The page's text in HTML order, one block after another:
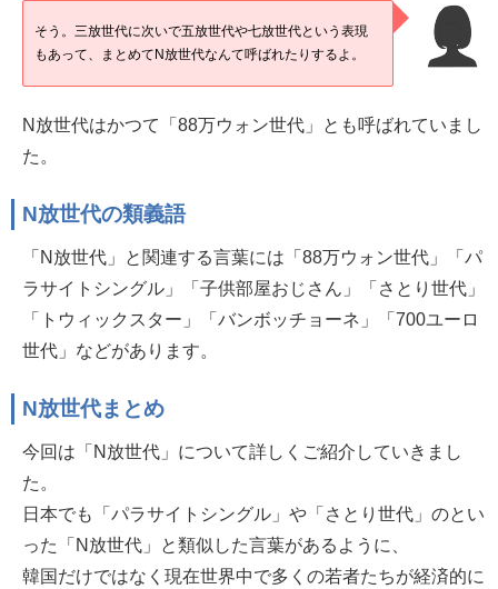
そう。三放世代に次いで五放世代や七放世代という表現
もあって、まとめてN放世代なんて呼ばれたりするよ。
N放世代はかつて「88万ウォン世代」とも呼ばれていまし
た。
N放世代の類義語
「N放世代」と関連する言葉には「88万ウォン世代」「パ
ラサイトシングル」「子供部屋おじさん」「さとり世代」
「トウィックスター」「バンボッチョーネ」「700ユーロ
世代」などがあります。
N放世代まとめ
今回は「N放世代」について詳しくご紹介していきまし
た。
日本でも「パラサイトシングル」や「さとり世代」のとい
った「N放世代」と類似した言葉があるように、
韓国だけではなく現在世界中で多くの若者たちが経済的に